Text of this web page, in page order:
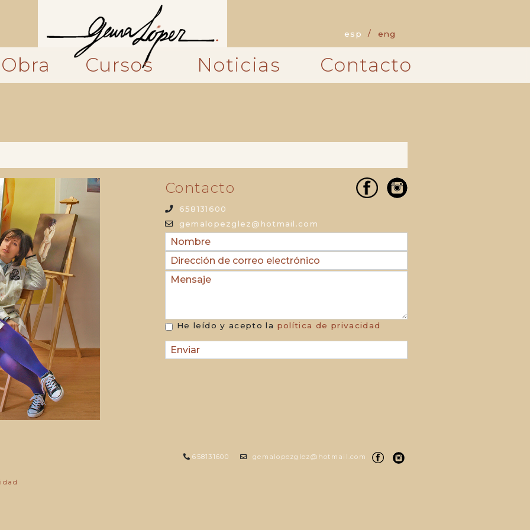
esp eng
Obra Cursos Noticias Contacto
Contacto
658131600
gemalopezglez@hotmail.com
Nombre
Dirección
de
correo
Mensaje
He leído y acepto la política de privacidad
658131600 gemalopezglez@hotmail.com